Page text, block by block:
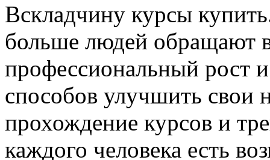
Всклaдчину курсы
больше людей обращают
профессиональный рост
способов улучшить свои
прохождение курсов и
каждого человека есть